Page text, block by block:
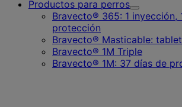
Productos para perros
Toggle
Submenu
Productos
para
perros
Bravecto® 365: 1 inyección,
protección
Bravecto® Masticable:
Bravecto® 1M Triple
Bravecto® 1M: 37 días de